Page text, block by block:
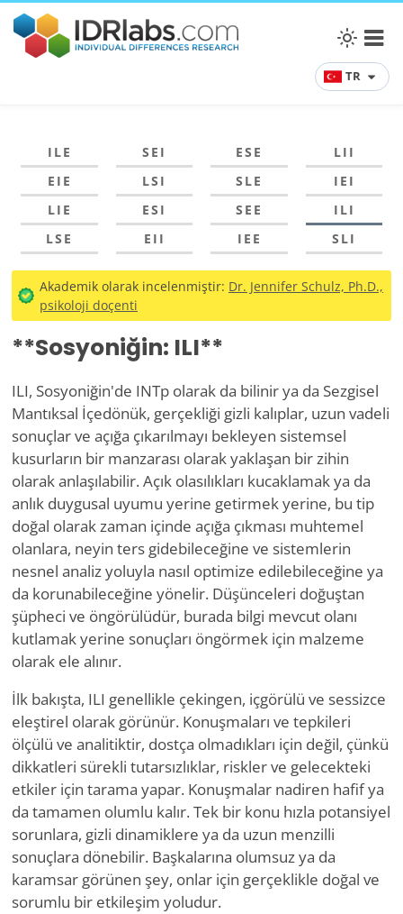
TR
ILE SEI ESE
LII
EIE
LSI SLE
IEI
LIE
ESI SEE
ILI
LSE
EII IEE SLI
Akademik olarak incelenmiştir: Dr. Jennifer Schulz, Ph.D.,
psikoloji doçenti
**Sosyoniğin: ILI**
ILI, Sosyoniğin'de INTp olarak da bilinir ya da Sezgisel
Mantıksal İçedönük, gerçekliği gizli kalıplar, uzun vadeli
sonuçlar ve açığa çıkarılmayı bekleyen sistemsel
kusurların bir manzarası olarak yaklaşan bir zihin
olarak anlaşılabilir. Açık olasılıkları kucaklamak ya da
anlık duygusal uyumu yerine getirmek yerine, bu tip
doğal olarak zaman içinde açığa çıkması muhtemel
olanlara, neyin ters gidebileceğine ve sistemlerin
nesnel analiz yoluyla nasıl optimize edilebileceğine ya
da korunabileceğine yönelir. Düşünceleri doğuştan
şüpheci ve öngörülüdür, burada bilgi mevcut olanı
kutlamak yerine sonuçları öngörmek için malzeme
olarak ele alınır.
İlk bakışta, ILI genellikle çekingen, içgörülü ve sessizce
eleştirel olarak görünür. Konuşmaları ve tepkileri
ölçülü ve analitiktir, dostça olmadıkları için değil, çünkü
dikkatleri sürekli tutarsızlıklar, riskler ve gelecekteki
etkiler için tarama yapar. Konuşmalar nadiren hafif ya
da tamamen olumlu kalır. Tek bir konu hızla potansiyel
sorunlara, gizli dinamiklere ya da uzun menzilli
sonuçlara dönebilir. Başkalarına olumsuz ya da
karamsar görünen şey, onlar için gerçeklikle doğal ve
sorumlu bir etkileşim yoludur.